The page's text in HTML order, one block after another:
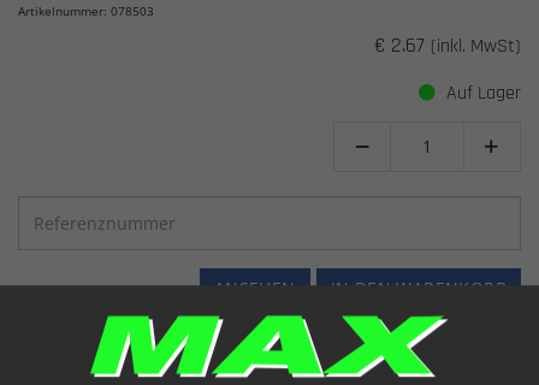
Artikelnummer: 078503
€ 2.67 (inkl. MwSt)
Auf Lager
 
IN DEN WARENKORB
ANSEHEN